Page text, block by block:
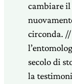
cambiare
circonda.
secolo di
la